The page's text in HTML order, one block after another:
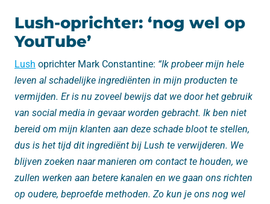
Lush-oprichter: ‘nog wel op
YouTube’
Lush oprichter Mark Constantine: “Ik probeer mijn hele
leven al schadelijke ingrediënten in mijn producten te
vermijden. Er is nu zoveel bewijs dat we door het gebruik
van social media in gevaar worden gebracht. Ik ben niet
bereid om mijn klanten aan deze schade bloot te stellen,
dus is het tijd dit ingrediënt bij Lush te verwijderen. We
blijven zoeken naar manieren om contact te houden, we
zullen werken aan betere kanalen en we gaan ons richten
op oudere, beproefde methoden. Zo kun je ons nog wel